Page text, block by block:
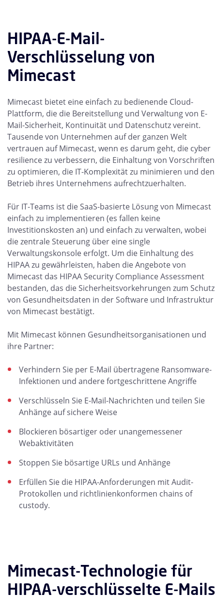
HIPAA-E-Mail-
Verschlüsselung von
Mimecast
Mimecast bietet eine einfach zu bedienende Cloud-
Plattform, die die Bereitstellung und Verwaltung von E-
Mail-Sicherheit, Kontinuität und Datenschutz vereint.
Tausende von Unternehmen auf der ganzen Welt
vertrauen auf Mimecast, wenn es darum geht, die cyber
resilience zu verbessern, die Einhaltung von Vorschriften
zu optimieren, die IT-Komplexität zu minimieren und den
Betrieb ihres Unternehmens aufrechtzuerhalten.
Für IT-Teams ist die SaaS-basierte Lösung von Mimecast
einfach zu implementieren (es fallen keine
Investitionskosten an) und einfach zu verwalten, wobei
die zentrale Steuerung über eine single
Verwaltungskonsole erfolgt. Um die Einhaltung des
HIPAA zu gewährleisten, haben die Angebote von
Mimecast das HIPAA Security Compliance Assessment
bestanden, das die Sicherheitsvorkehrungen zum Schutz
von Gesundheitsdaten in der Software und Infrastruktur
von Mimecast bestätigt.
Mit Mimecast können Gesundheitsorganisationen und
ihre Partner:
Verhindern Sie per E-Mail übertragene Ransomware-
Infektionen und andere fortgeschrittene Angriffe
Verschlüsseln Sie E-Mail-Nachrichten und teilen Sie
Anhänge auf sichere Weise
Blockieren bösartiger oder unangemessener
Webaktivitäten
Stoppen Sie bösartige URLs und Anhänge
Erfüllen Sie die HIPAA-Anforderungen mit Audit-
Protokollen und richtlinienkonformen chains of
custody.
Mimecast-Technologie für
HIPAA-verschlüsselte E-Mails